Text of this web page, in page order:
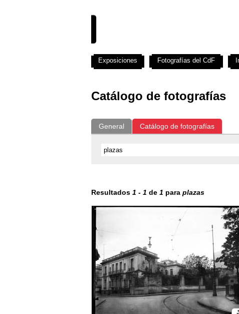
Catálogo de fotografías
General Catálogo de fotografías
Resultados 1 - 1 de 1 para plazas
Exposiciones Fotografías del CdF